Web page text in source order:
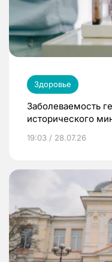
Здоровье
Заболеваемость
исторического
19:03 / 28.07.26